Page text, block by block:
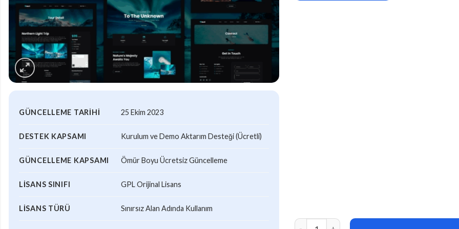
GÜNCELLEME TARIHI 25 Ekim 2023
DESTEK KAPSAMI Kurulum ve Demo Aktarım Desteği (Ücretli)
GÜNCELLEME KAPSAMI Ömür Boyu Ücretsiz Güncelleme
LISANS SINIFI GPL Orijinal Lisans
LISANS TÜRÜ Sınırsız Alan Adında Kullanım
Morii – Adventure Travel & Tourism Elementor